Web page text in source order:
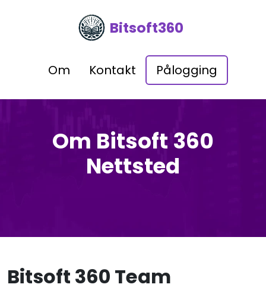
Bitsoft360
Om Kontakt Pålogging
Om Bitsoft 360
Nettsted
Bitsoft 360 Team